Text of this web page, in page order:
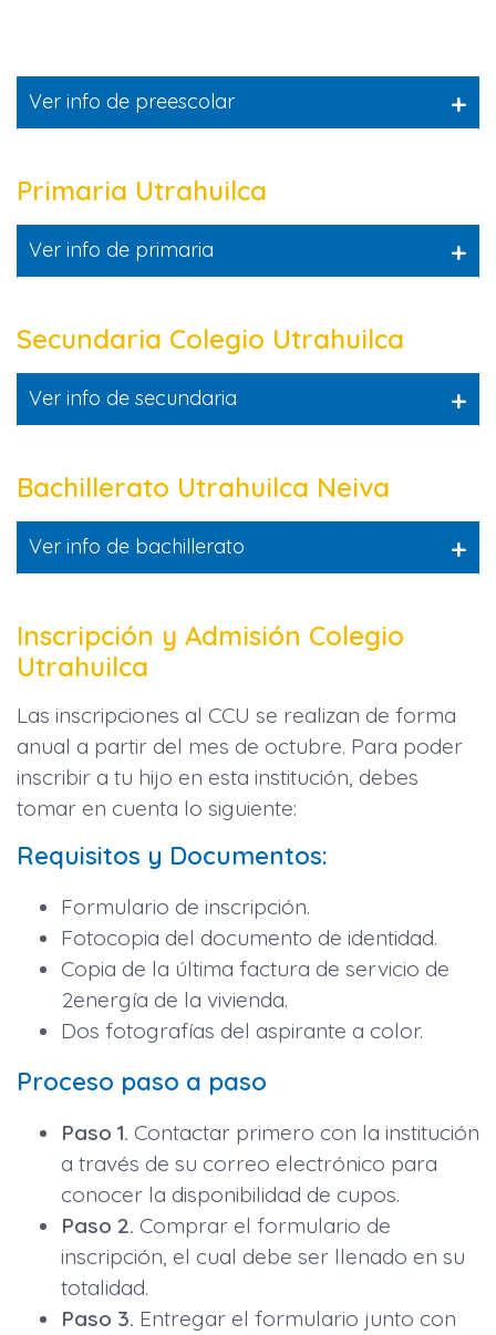
Ver info de preescolar +
Primaria Utrahuilca
Ver info de primaria +
Secundaria Colegio Utrahuilca
Ver info de secundaria +
Bachillerato Utrahuilca Neiva
Ver info de bachillerato +
Inscripción y Admisión Colegio
Utrahuilca
Las inscripciones al CCU se realizan de forma
anual a partir del mes de octubre. Para poder
inscribir a tu hijo en esta institución, debes
tomar en cuenta lo siguiente:
Requisitos y Documentos:
Formulario de inscripción.
Fotocopia del documento de identidad.
Copia de la última factura de servicio de
2energía de la vivienda.
Dos fotografías del aspirante a color.
Proceso paso a paso
Paso 1. Contactar primero con la institución
a través de su correo electrónico para
conocer la disponibilidad de cupos.
Paso 2. Comprar el formulario de
inscripción, el cual debe ser llenado en su
totalidad.
Paso 3. Entregar el formulario junto con